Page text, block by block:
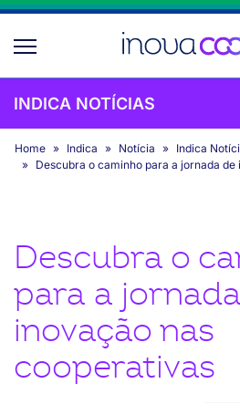
INDICA NOTÍCIAS
Home Indica Notícia
Indica
Descubra o caminho para a jornada
Descubra o
para a
inovação nas
cooperativas